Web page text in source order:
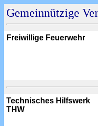
Gemeinnützige
Freiwillige Feuerwehr
Technisches Hilfswerk
THW